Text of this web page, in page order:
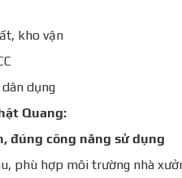
kho vận
dụng
Quang:
đúng công năng sử dụng
phù hợp môi trường nhà